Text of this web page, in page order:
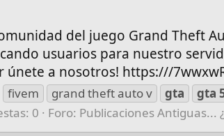
del juego Grand Theft
usuarios para nuestro
a nosotros! https:///
fivem grand theft auto v gta gta
0 Foro: Publicaciones Antiguas...